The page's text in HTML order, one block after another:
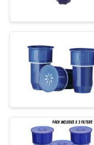
ΈΛΕΓΧΟΣ
ΜΑΣ
ΕΛΆΤΕ
ΕΠΑΦΉ
ΜΕ
ΖΗΤΉΣΤΕ
Ο
το
νερού